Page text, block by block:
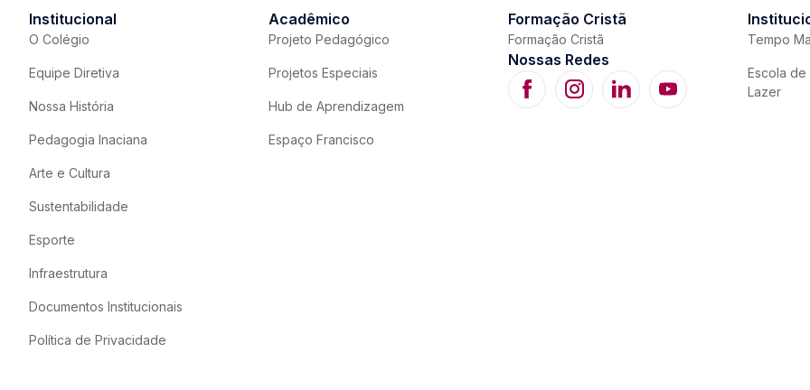
Institucional
O Colégio
Equipe Diretiva
Nossa História
Pedagogia Inaciana
Arte e Cultura
Sustentabilidade
Esporte
Infraestrutura
Documentos Institucionais
Política de Privacidade
Acadêmico
Projeto Pedagógico
Projetos Especiais
Hub de Aprendizagem
Espaço Francisco
Formação Cristã
Formação Cristã
Nossas Redes
Tempo
Escola de
Lazer